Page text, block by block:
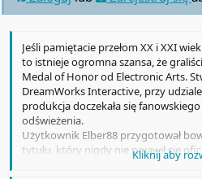
Jeśli pamiętacie przełom XX i XXI
to istnieje ogromna szansa, że
Medal of Honor od Electronic Arts.
DreamWorks Interactive, przy
produkcja doczekała się
odświeżenia.
Użytkownik Elber88 przygotował
tytułu, który nigdy nie pojawił się
projektu, dostępnego na stronie
Kliknij aby